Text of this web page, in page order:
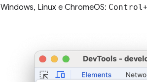
Windows, Linux e ChromeOS: Control +